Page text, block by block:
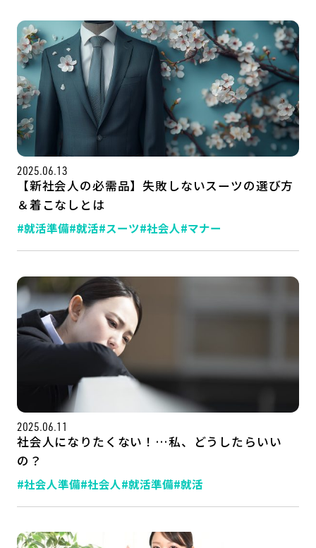
2025.06.13
【新社会人の必需品】失敗しないスーツの選び方
＆着こなしとは
#就活準備#就活#スーツ#社会人#マナー
2025.06.11
社会人になりたくない！…私、どうしたらいい
の？
#社会人準備#社会人#就活準備#就活